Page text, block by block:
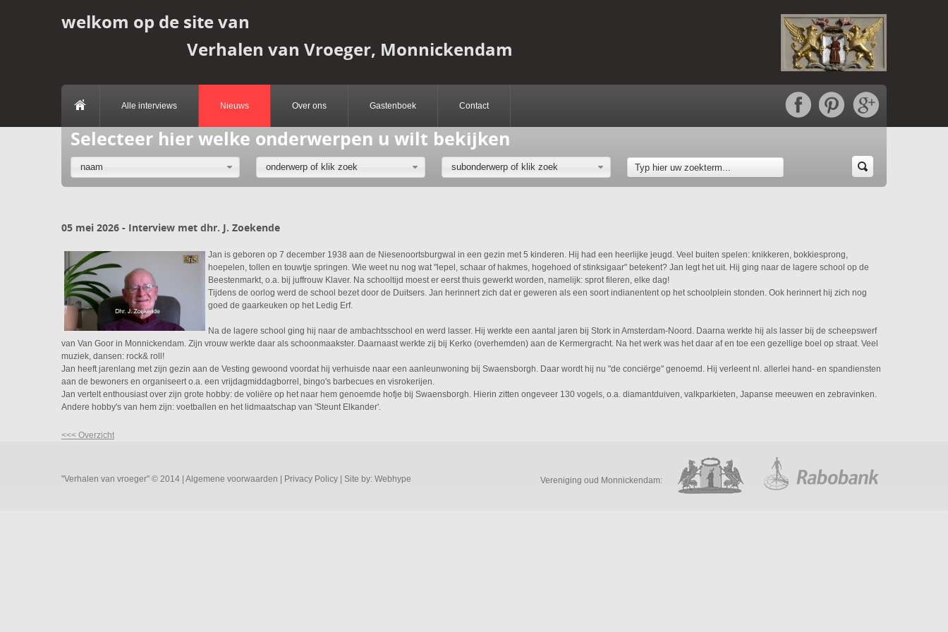
welkom op de site van
Verhalen van Vroeger, Monnickendam
Alle interviews Nieuws Over ons Gastenboek Contact
Selecteer hier welke onderwerpen u wilt bekijken
naam onderwerp of klik zoek subonderwerp of klik zoek
05 mei 2026 - Interview met dhr. J. Zoekende
Jan is geboren op 7 december 1938 aan de Niesenoortsburgwal in een gezin met 5 kinderen. Hij had een heerlijke jeugd. Veel buiten spelen: knikkeren, bokkiesprong,
hoepelen, tollen en touwtje springen. Wie weet nu nog wat "lepel, schaar of hakmes, hogehoed of stinksigaar" betekent? Jan legt het uit. Hij ging naar de lagere school op de
Beestenmarkt, o.a. bij juffrouw Klaver. Na schooltijd moest er eerst thuis gewerkt worden, namelijk: sprot fileren, elke dag!
Tijdens de oorlog werd de school bezet door de Duitsers. Jan herinnert zich dat er geweren als een soort indianentent op het schoolplein stonden. Ook herinnert hij zich nog
goed de gaarkeuken op het Ledig Erf.
Na de lagere school ging hij naar de ambachtsschool en werd lasser. Hij werkte een aantal jaren bij Stork in Amsterdam-Noord. Daarna werkte hij als lasser bij de scheepswerf
van Van Goor in Monnickendam. Zijn vrouw werkte daar als schoonmaakster. Daarnaast werkte zij bij Kerko (overhemden) aan de Kermergracht. Na het werk was het daar af en toe een gezellige boel op straat. Veel
muziek, dansen: rock& roll!
Jan heeft jarenlang met zijn gezin aan de Vesting gewoond voordat hij verhuisde naar een aanleunwoning bij Swaensborgh. Daar wordt hij nu "de conciërge" genoemd. Hij verleent nl. allerlei hand- en spandiensten
aan de bewoners en organiseert o.a. een vrijdagmiddagborrel, bingo's barbecues en visrokerijen.
Jan vertelt enthousiast over zijn grote hobby: de voliëre op het naar hem genoemde hofje bij Swaensborgh. Hierin zitten ongeveer 130 vogels, o.a. diamantduiven, valkparkieten, Japanse meeuwen en zebravinken.
Andere hobby's van hem zijn: voetballen en het lidmaatschap van 'Steunt Elkander'.
<<< Overzicht
"Verhalen van vroeger" © 2014 | Algemene voorwaarden Privacy Policy | Site by: Webhype Vereniging oud Monnickendam: